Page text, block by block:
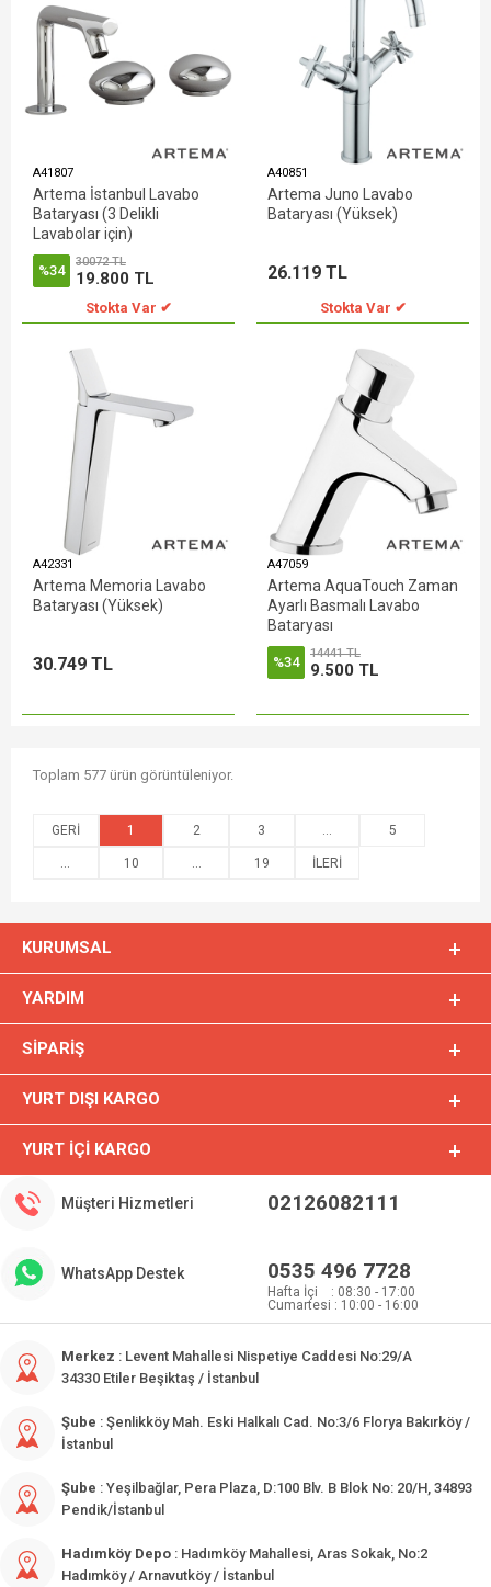
A41807
Artema İstanbul Lavabo
Bataryası (3 Delikli
Lavabolar için)
%34
30072 TL
19.800 TL
Stokta Var ✔
A40851
Artema Juno Lavabo
Bataryası (Yüksek)
26.119 TL
Stokta Var ✔
A42331
Artema Memoria Lavabo
Bataryası (Yüksek)
30.749 TL
A47059
Artema AquaTouch Zaman
Ayarlı Basmalı Lavabo
Bataryası
%34
14441 TL
9.500 TL
Toplam 577 ürün görüntüleniyor.
1 2 3 5
10 19
KURUMSAL
YARDIM
SIPARIŞ
YURT DIŞI KARGO
YURT İÇI KARGO
Müşteri Hizmetleri 02126082111
WhatsApp Destek 0535 496 7728
Hafta İçi : 08:30 - 17:00
Cumartesi : 10:00 - 16:00
Merkez : Levent Mahallesi Nispetiye Caddesi No:29/A
34330 Etiler Beşiktaş / İstanbul
Şube : Şenlikköy Mah. Eski Halkalı Cad. No:3/6 Florya Bakırköy /
İstanbul
Şube : Yeşilbağlar, Pera Plaza, D:100 Blv. B Blok No: 20/H, 34893
Pendik/İstanbul
Hadımköy Depo : Hadımköy Mahallesi, Aras Sokak, No:2
Hadımköy / Arnavutköy / İstanbul